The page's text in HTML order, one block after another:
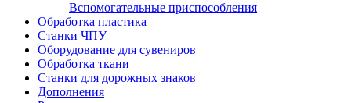
Вспомогательные приспособления
Обработка пластика
Станки ЧПУ
Оборудование для сувениров
Обработка ткани
Станки для дорожных знаков
Дополнения